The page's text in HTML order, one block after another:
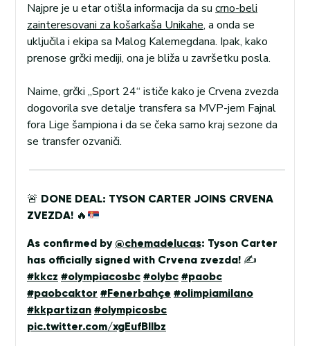
Najpre je u etar otišla informacija da su crno-beli
zainteresovani za košarkaša Unikahe, a onda se
uključila i ekipa sa Malog Kalemegdana. Ipak, kako
prenose grčki mediji, ona je bliža u završetku posla.
Naime, grčki „Sport 24“ ističe kako je Crvena zvezda
dogovorila sve detalje transfera sa MVP-jem Fajnal
fora Lige šampiona i da se čeka samo kraj sezone da
se transfer ozvaniči.
🚨 DONE DEAL: TYSON CARTER JOINS CRVENA
ZVEZDA! 🔥
As confirmed by @chemadelucas: Tyson Carter
has officially signed with Crvena zvezda! ✍️
#kkcz #olympiacosbc #olybc #paobc
#paobcaktor #Fenerbahçe #olimpiamilano
#kkpartizan #olympicosbc
pic.twitter.com/xgEufBllbz